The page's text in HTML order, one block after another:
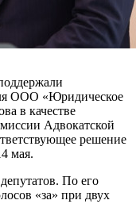
ООО «Юридическое
в качестве
Адвокатской
решение
мая.
По его
«за» при двух